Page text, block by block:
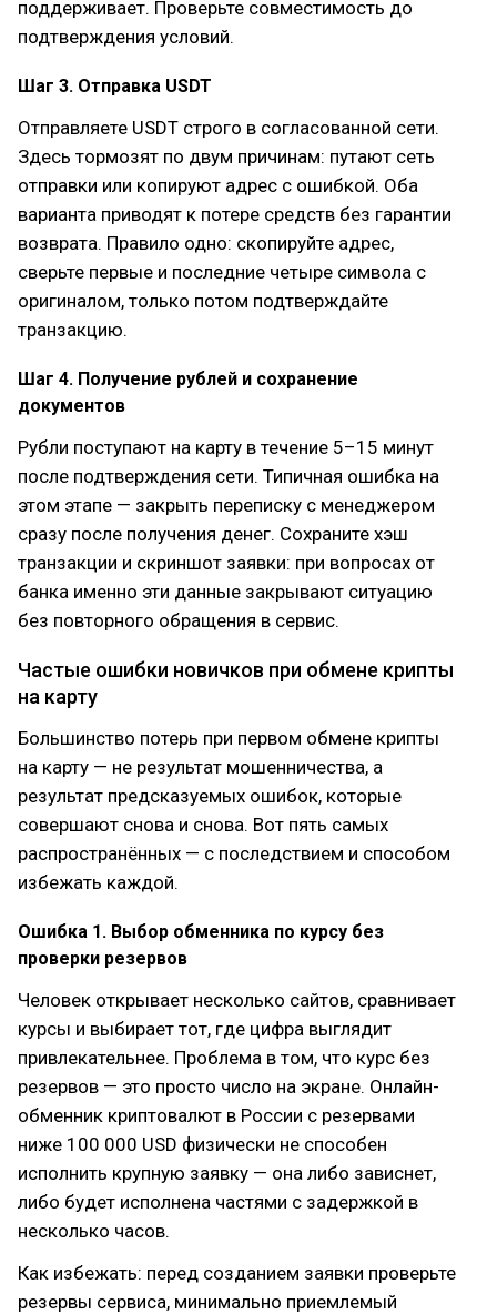
поддерживает. Проверьте совместимость до
подтверждения условий.
Шаг 3. Отправка USDT
Отправляете USDT строго в согласованной сети.
Здесь тормозят по двум причинам: путают сеть
отправки или копируют адрес с ошибкой. Оба
варианта приводят к потере средств без гарантии
возврата. Правило одно: скопируйте адрес,
сверьте первые и последние четыре символа с
оригиналом, только потом подтверждайте
транзакцию.
Шаг 4. Получение рублей и сохранение
документов
Рубли поступают на карту в течение 5–15 минут
после подтверждения сети. Типичная ошибка на
этом этапе — закрыть переписку с менеджером
сразу после получения денег. Сохраните хэш
транзакции и скриншот заявки: при вопросах от
банка именно эти данные закрывают ситуацию
без повторного обращения в сервис.
Частые ошибки новичков при обмене крипты
на карту
Большинство потерь при первом обмене крипты
на карту — не результат мошенничества, а
результат предсказуемых ошибок, которые
совершают снова и снова. Вот пять самых
распространённых — с последствием и способом
избежать каждой.
Ошибка 1. Выбор обменника по курсу без
проверки резервов
Человек открывает несколько сайтов, сравнивает
курсы и выбирает тот, где цифра выглядит
привлекательнее. Проблема в том, что курс без
резервов — это просто число на экране. Онлайн-
обменник криптовалют в России с резервами
ниже 100 000 USD физически не способен
исполнить крупную заявку — она либо зависнет,
либо будет исполнена частями с задержкой в
несколько часов.
Как избежать: перед созданием заявки проверьте
резервы сервиса, минимально приемлемый